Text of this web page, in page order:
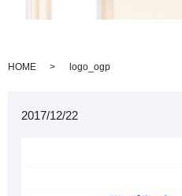
HOME logo_ogp
2017/12/22